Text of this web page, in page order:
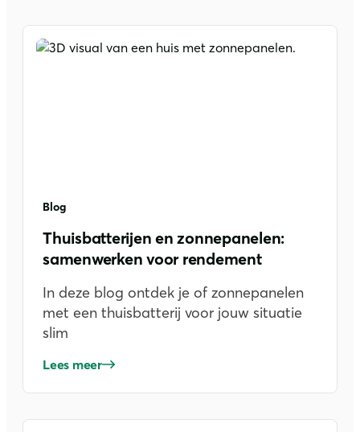
Blog
Thuisbatterijen en zonnepanelen:
samenwerken voor rendement
In deze blog ontdek je of zonnepanelen
met een thuisbatterij voor jouw situatie
slim
Lees meer